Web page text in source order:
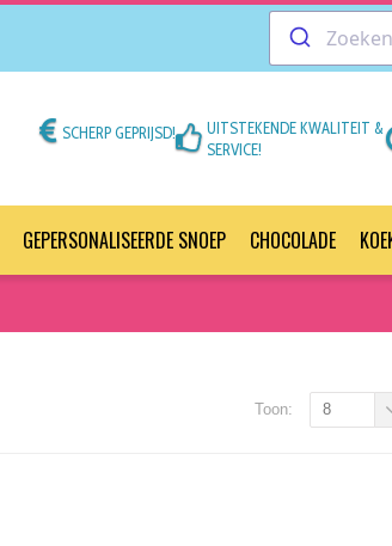
SCHERP GEPRIJSD!
UITSTEKENDE KWALITEIT &
SERVICE!
GEPERSONALISEERDE SNOEP CHOCOLADE
Toon: 8